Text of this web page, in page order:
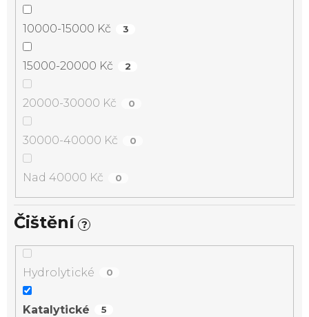
10000-15000 Kč 3
15000-20000 Kč 2
20000-30000 Kč 0
30000-40000 Kč 0
Nad 40000 Kč 0
Čištění ?
Hydrolytické 0
Katalytické 5